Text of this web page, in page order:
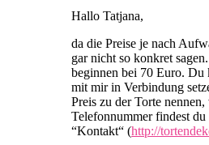
Hallo Tatjana,
da die Preise je nach
gar nicht so konkret
beginnen bei 70 Euro. Du
mit mir in Verbindung
Preis zu der Torte
Telefonnummer findest du
“Kontakt“ (http://